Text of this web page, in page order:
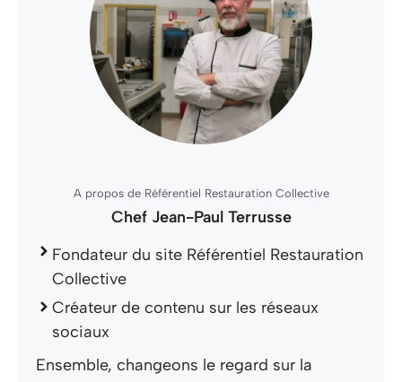
A propos de Référentiel Restauration Collective
Chef Jean-Paul Terrusse
Fondateur du site Référentiel Restauration
Collective
Créateur de contenu sur les réseaux
sociaux
Ensemble, changeons le regard sur la